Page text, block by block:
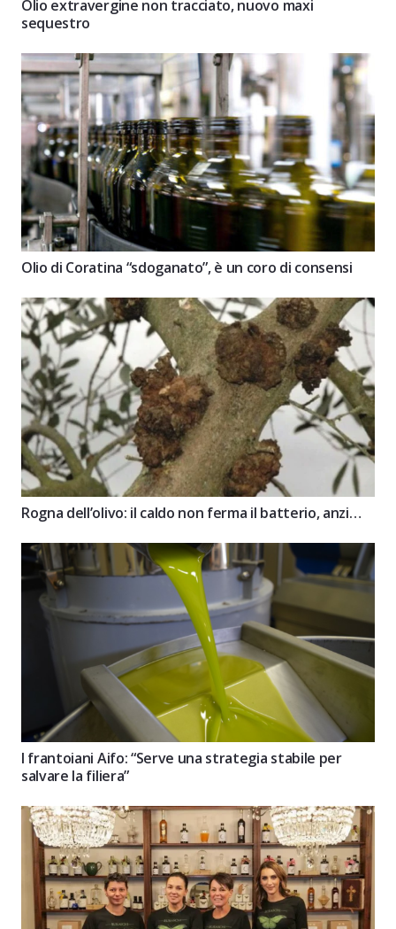
Olio extravergine non tracciato, nuovo maxi
sequestro
Olio di Coratina “sdoganato”, è un coro di consensi
Rogna dell’olivo: il caldo non ferma il batterio, anzi…
I frantoiani Aifo: “Serve una strategia stabile per
salvare la filiera”